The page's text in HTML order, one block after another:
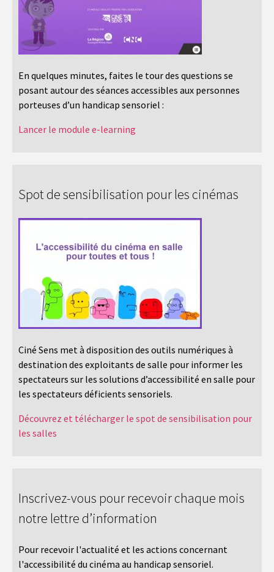
En quelques minutes, faites le tour des questions se
posant autour des séances accessibles aux personnes
porteuses d’un handicap sensoriel :
Lancer le module e-learning
Spot de sensibilisation pour les cinémas
Ciné Sens met à disposition des outils numériques à
destination des exploitants de salle pour informer les
spectateurs sur les solutions d’accessibilité en salle pour
les spectateurs déficients sensoriels.
Découvrez et télécharger le spot de sensibilisation pour
les salles
Inscrivez-vous pour recevoir chaque mois
notre lettre d’information
Pour recevoir l'actualité et les actions concernant
l'accessibilité du cinéma au handicap sensoriel.